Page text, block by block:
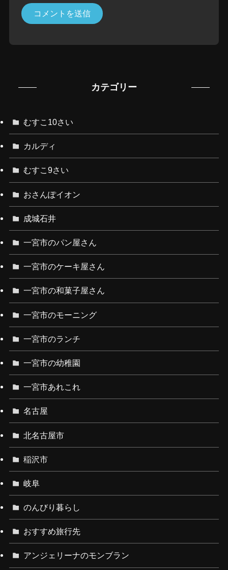
カテゴリー
むすこ10さい
カルディ
むすこ9さい
おさんぽイオン
成城石井
一宮市のパン屋さん
一宮市のケーキ屋さん
一宮市の和菓子屋さん
一宮市のモーニング
一宮市のランチ
一宮市の幼稚園
一宮市あれこれ
名古屋
北名古屋市
稲沢市
岐阜
のんびり暮らし
おすすめ旅行先
アンジェリーナのモンブラン